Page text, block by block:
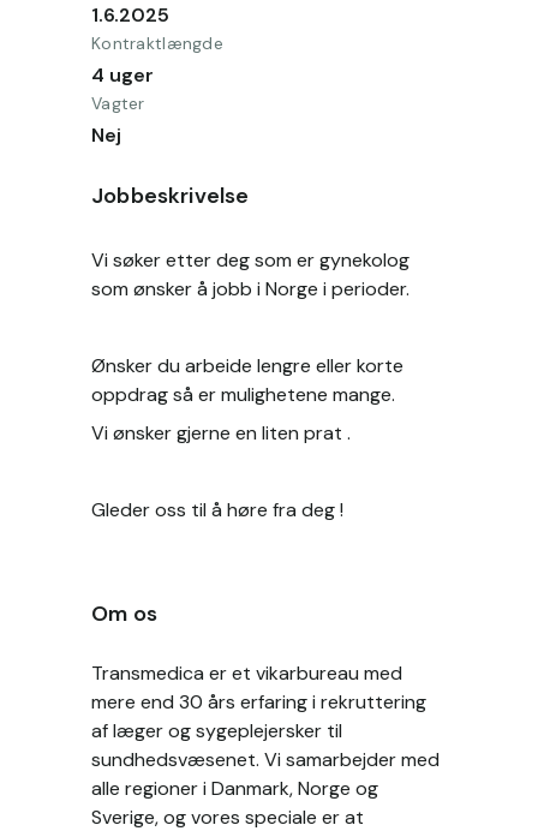
1.6.2025
Kontraktlængde
4 uger
Vagter
Nej
Jobbeskrivelse
Vi søker etter deg som er gynekolog
som ønsker å jobb i Norge i perioder.
Ønsker du arbeide lengre eller korte
oppdrag så er mulighetene mange.
Vi ønsker gjerne en liten prat .
Gleder oss til å høre fra deg !
Om os
Transmedica er et vikarbureau med
mere end 30 års erfaring i rekruttering
af læger og sygeplejersker til
sundhedsvæsenet. Vi samarbejder med
alle regioner i Danmark, Norge og
Sverige, og vores speciale er at